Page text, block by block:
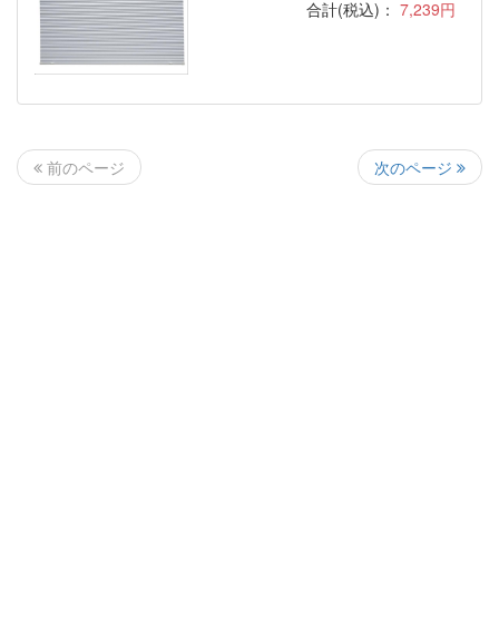
合計(税込)： 7,239円
前のページ 次のページ